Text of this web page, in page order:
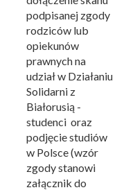
podpisanej zgody
rodziców lub
opiekunów
prawnych na
udział w Działaniu
Solidarni z
Białorusią -
studenci oraz
podjęcie studiów
w Polsce (wzór
zgody stanowi
załącznik do